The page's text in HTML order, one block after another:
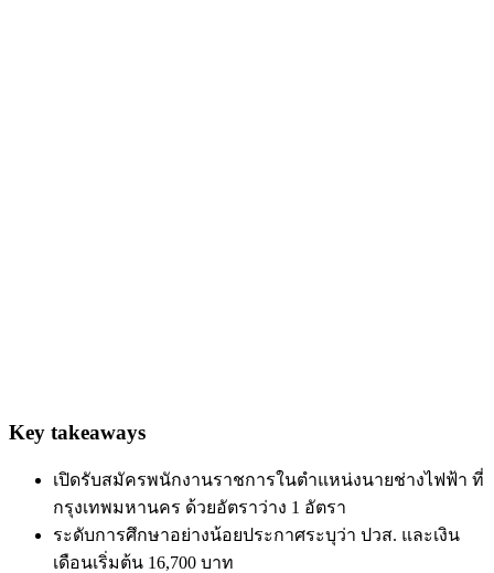
Key takeaways
เปิดรับสมัครพนักงานราชการในตำแหน่งนายช่างไฟฟ้า ที่
กรุงเทพมหานคร ด้วยอัตราว่าง 1 อัตรา
ระดับการศึกษาอย่างน้อยประกาศระบุว่า ปวส. และเงิน
เดือนเริ่มต้น 16,700 บาท